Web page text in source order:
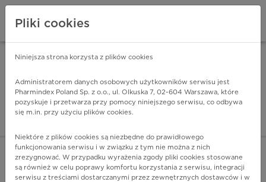
Pharmindex - lider
ZALOGUJ SIĘ
Pliki cookies
Niniejsza strona korzysta z plików cookies
Administratorem danych osobowych użytkowników serwisu jest
Pharmindex Poland Sp. z o.o., ul. Olkuska 7, 02-604 Warszawa, które
pozyskuje i przetwarza przy pomocy niniejszego serwisu, co odbywa
się m.in. przy użyciu plików cookies.
Niektóre z plików cookies są niezbędne do prawidłowego
funkcjonowania serwisu i w związku z tym nie można z nich
zrezygnować. W przypadku wyrażenia zgody pliki cookies stosowane
są również w celu poprawy komfortu korzystania z serwisu, integracji
serwisu z treściami dostarczanymi przez zewnętrznych dostawców i w
ZA DARMO - w Google Play INSTALUJ